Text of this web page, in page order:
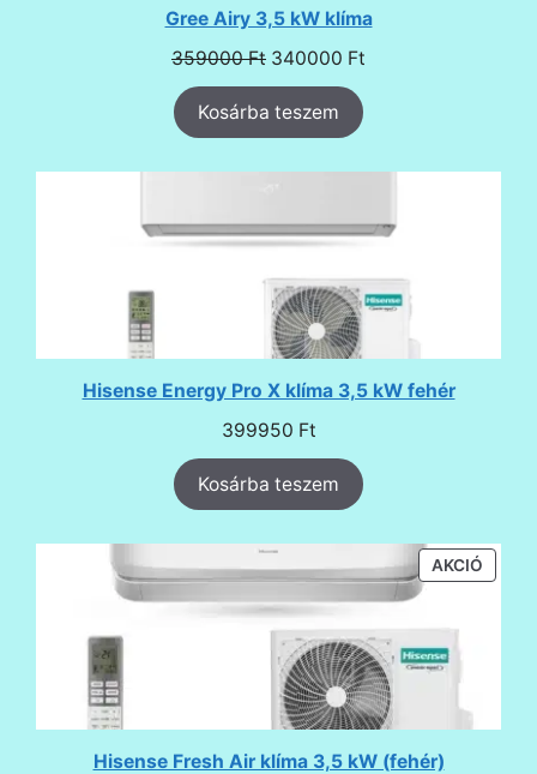
Gree Airy 3,5 kW klíma
359000Ft Original
price
was:
359000 Ft.
340000 Ft
Kosárba teszem
Hisense Energy Pro X klíma 3,5 kW fehér
399950 Ft
Kosárba teszem
AKCIÓ
Hisense Fresh Air klíma 3,5 kW (fehér)